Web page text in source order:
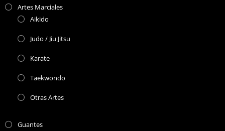
Artes Marciales
Aikido
Judo / Jiu Jitsu
Karate
Taekwondo
Otras Artes
Guantes